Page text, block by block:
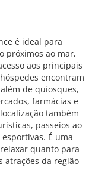
é ideal para
próximos ao mar,
aos principais
encontram
de quiosques,
farmácias e
também
passeios ao
É uma
quanto para
atrações da região